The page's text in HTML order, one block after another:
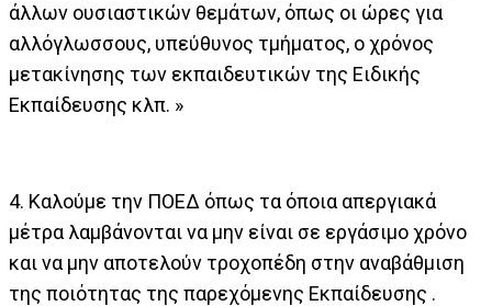
άλλων ουσιαστικών θεμάτων, όπως οι ώρες για
αλλόγλωσσους, υπεύθυνος τμήματος, ο χρόνος
μετακίνησης των εκπαιδευτικών της Ειδικής
Εκπαίδευσης κλπ. »
4. Καλούμε την ΠΟΕΔ όπως τα όποια απεργιακά
μέτρα λαμβάνονται να μην είναι σε εργάσιμο χρόνο
και να μην αποτελούν τροχοπέδη στην αναβάθμιση
της ποιότητας της παρεχόμενης Εκπαίδευσης .